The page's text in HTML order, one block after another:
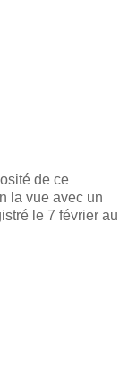
de ce
la vue avec un
le 7 février au